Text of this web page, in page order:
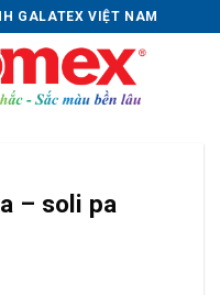
GALATEX VIỆT NAM
– soli pa